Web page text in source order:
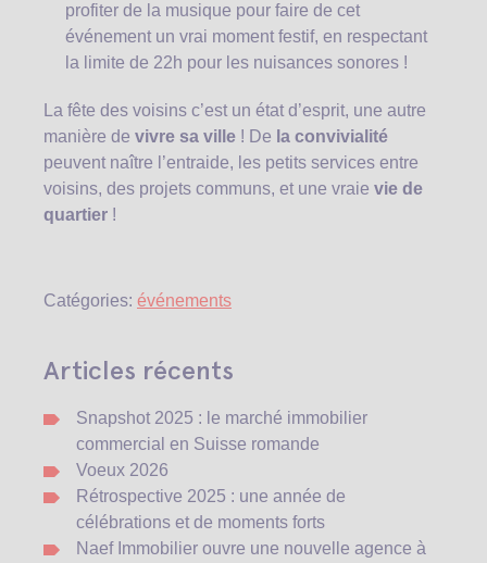
profiter de la musique pour faire de cet
événement un vrai moment festif, en respectant
la limite de 22h pour les nuisances sonores !
La fête des voisins c’est un état d’esprit, une autre
manière de vivre sa ville ! De la convivialité
peuvent naître l’entraide, les petits services entre
voisins, des projets communs, et une vraie vie de
quartier !
Catégories: événements
Articles récents
Snapshot 2025 : le marché immobilier
commercial en Suisse romande
Voeux 2026
Rétrospective 2025 : une année de
célébrations et de moments forts
Naef Immobilier ouvre une nouvelle agence à